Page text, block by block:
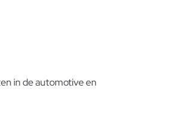
in de automotive en